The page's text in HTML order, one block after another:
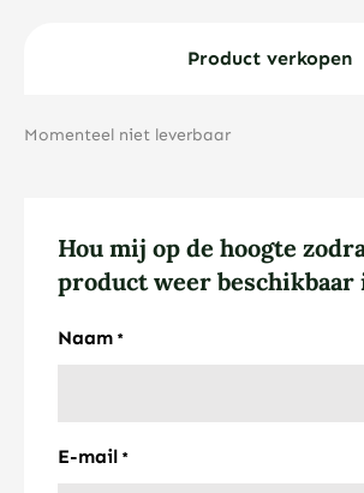
Product verkopen
Momenteel niet leverbaar
Hou mij op de hoogte
product weer beschikbaar
Naam *
E-mail *